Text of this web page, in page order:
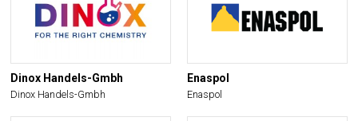
Dinox Handels-Gmbh
Dinox Handels-Gmbh
Enaspol
Enaspol